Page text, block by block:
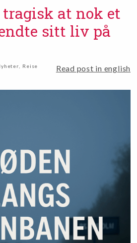
tragisk at nok et
sitt liv på
Reise Read post in english